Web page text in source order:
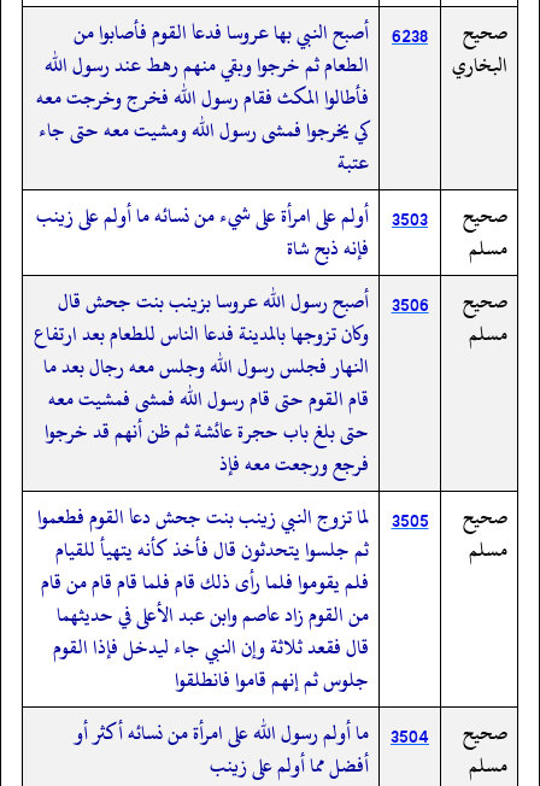
صحيح
البخاري
6238 أصبح النبي بها عروسا فدعا القوم فأصابوا من
الطعام ثم خرجوا وبقي منهم رهط عند رسول الله
فأطالوا المكث فقام رسول الله فخرج وخرجت معه
كي يخرجوا فمشى رسول الله ومشيت معه حتى جاء
عتبة
صحيح
مسلم
3503 أولم على امرأة على شيء من نسائه ما أولم على زينب
فإنه ذبح شاة
صحيح
مسلم
3506 أصبح رسول الله عروسا بزينب بنت جحش قال
وكان تزوجها بالمدينة فدعا الناس للطعام بعد ارتفاع
النهار فجلس رسول الله وجلس معه رجال بعد ما
قام القوم حتى قام رسول الله فمشى فمشيت معه
حتى بلغ باب حجرة عائشة ثم ظن أنهم قد خرجوا
فرجع ورجعت معه فإذ
صحيح
مسلم
3505 لما تزوج النبي زينب بنت جحش دعا القوم فطعموا
ثم جلسوا يتحدثون قال فأخذ كأنه يتهيأ للقيام
فلم يقوموا فلما رأى ذلك قام فلما قام قام من قام
من القوم زاد عاصم وابن عبد الأعلى في حديثهما
قال فقعد ثلاثة وإن النبي جاء ليدخل فإذا القوم
جلوس ثم إنهم قاموا فانطلقوا
صحيح
مسلم
3504 ما أولم رسول الله على امرأة من نسائه أكثر أو
أفضل مما أولم على زينب